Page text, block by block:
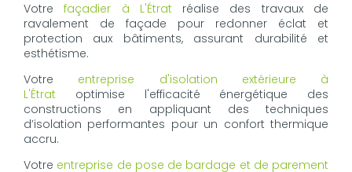
Votrefaçadier à L'Étrat réalise des travaux de
ravalement de façade pour redonner éclat et
protection aux bâtiments, assurant durabilité et
esthétisme.
Votre entreprise d'isolation extérieure à
L'Étrat optimise l'efficacité énergétique des
constructions en appliquant des techniques
d’isolation performantes pour un confort thermique
accru.
Votre entreprise de pose de bardage et de parement